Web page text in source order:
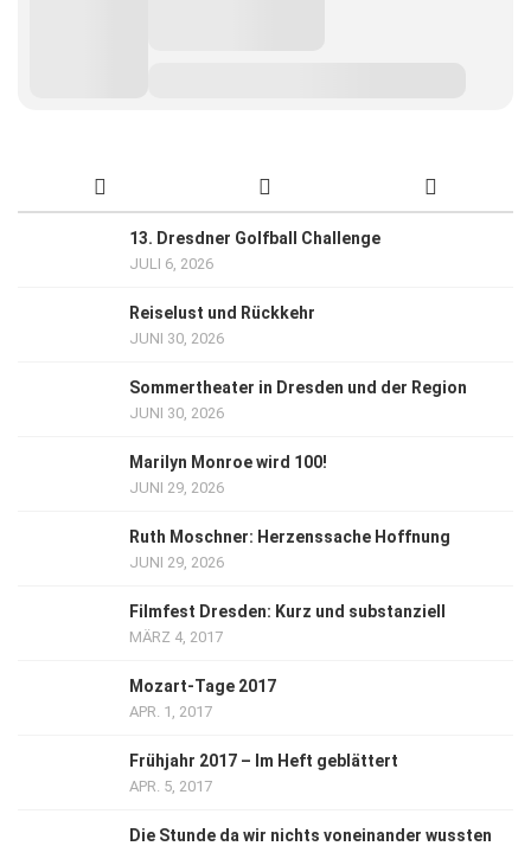
13. Dresdner Golfball Challenge
JULI 6, 2026
Reiselust und Rückkehr
JUNI 30, 2026
Sommertheater in Dresden und der Region
JUNI 30, 2026
Marilyn Monroe wird 100!
JUNI 29, 2026
Ruth Moschner: Herzenssache Hoffnung
JUNI 29, 2026
Filmfest Dresden: Kurz und substanziell
MÄRZ 4, 2017
Mozart-Tage 2017
APR. 1, 2017
Frühjahr 2017 – Im Heft geblättert
APR. 5, 2017
Die Stunde da wir nichts voneinander wussten